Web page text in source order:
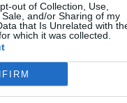
out of Collection, Use,
and/or Sharing of my
that Is Unrelated with
which it was collected.
τόσο µεγάλο σκάφος ο
σαν µικροσκοπικός
όπως θα θέλαµε,
στο σκάφος για να
µε πολύ δυνατό αέρα ή